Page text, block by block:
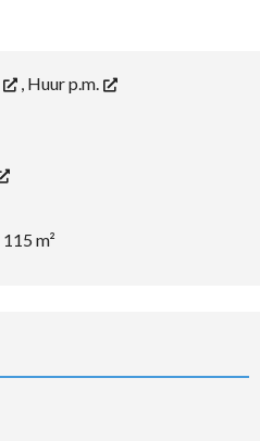
, Huur p.m.
115 m²